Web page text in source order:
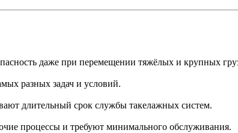
даже при перемещении тяжёлых и крупных
разных задач и условий.
длительный срок службы такелажных систем.
процессы и требуют минимального обслуживания.